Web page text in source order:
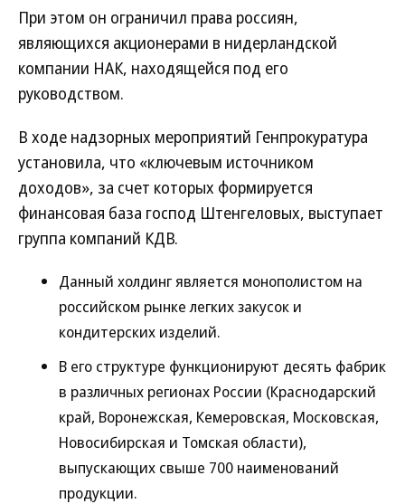
При этом он ограничил права россиян,
являющихся акционерами в нидерландской
компании НАК, находящейся под его
руководством.
В ходе надзорных мероприятий Генпрокуратура
установила, что «ключевым источником
доходов», за счет которых формируется
финансовая база господ Штенгеловых, выступает
группа компаний КДВ.
Данный холдинг является монополистом на
российском рынке легких закусок и
кондитерских изделий.
В его структуре функционируют десять фабрик
в различных регионах России (Краснодарский
край, Воронежская, Кемеровская, Московская,
Новосибирская и Томская области),
выпускающих свыше 700 наименований
продукции.